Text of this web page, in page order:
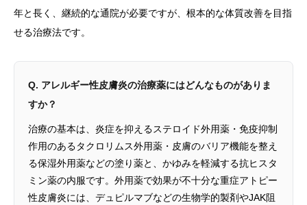
年と長く、継続的な通院が必要ですが、根本的な体質改善を目指
せる治療法です。
Q. アレルギー性皮膚炎の治療薬にはどんなものがありま
すか？
治療の基本は、炎症を抑えるステロイド外用薬・免疫抑制
作用のあるタクロリムス外用薬・皮膚のバリア機能を整え
る保湿外用薬などの塗り薬と、かゆみを軽減する抗ヒスタ
ミン薬の内服です。外用薬で効果が不十分な重症アトピー
性皮膚炎には、デュピルマブなどの生物学的製剤やJAK阻